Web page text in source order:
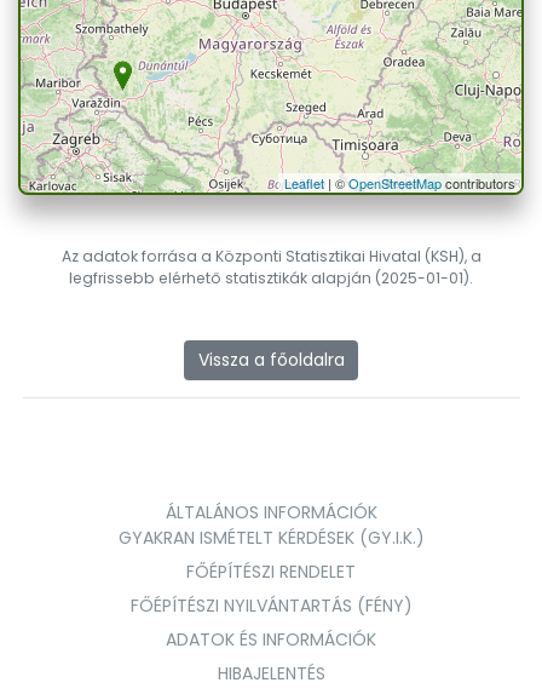
Leaflet| ©OpenStreetMapcontributors
Az adatok forrása a Központi Statisztikai Hivatal (KSH), a
legfrissebb elérhető statisztikák alapján (2025-01-01).
Vissza a főoldalra
ÁLTALÁNOS INFORMÁCIÓK
GYAKRAN ISMÉTELT KÉRDÉSEK (GY.I.K.)
FŐÉPÍTÉSZI RENDELET
FŐÉPÍTÉSZI NYILVÁNTARTÁS (FÉNY)
ADATOK ÉS INFORMÁCIÓK
HIBAJELENTÉS